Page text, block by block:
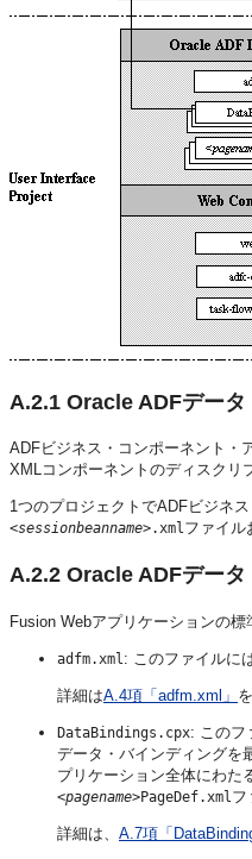
A.2.1 Oracle ADFデータ
ADFビジネス・コンポーネント・
XMLコンポーネントのディスクリ
1つのプロジェクトでADFビジネ
<sessionbeanname>.xmlファイル
A.2.2 Oracle ADFデータ
Fusion Webアプリケーションの
adfm.xml : このファイルに
詳細はA.4項「adfm.xml」
DataBindings.cpx: このフ
データ・バインディングを
プリケーション全体にわた
<pagename>PageDef.xml フ
詳細は、 A.7項「